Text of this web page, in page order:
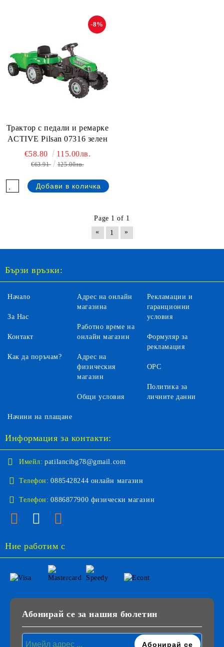
Трактор с педали и ремарке
ACTIVE Pilsan 07316 зелен
-8%
€58.80 115.00лв.
€63.91 125.00лв.
Page 1 of 1
«
1 »
Бързи връзки:
Начало
За Нас
Контакт
Как да поръчам?
Адрес на онлайн
магазина
Работно време на
онлайн магазин
Адрес на
физическия
магазин
Общи условия
Рекламации и
гаранционни
условия
Формуляр за
рекламация
ОРС
Политика за
личните данни
Начини на плащане
Информация за контакти:
Имейл: patilancibg78@gmail.com
Телефон: 0885428244 онлайн магазин
Телефон: 0886877900 физически магазин
Ние работим с
Абонирай се за нашия бюлетин